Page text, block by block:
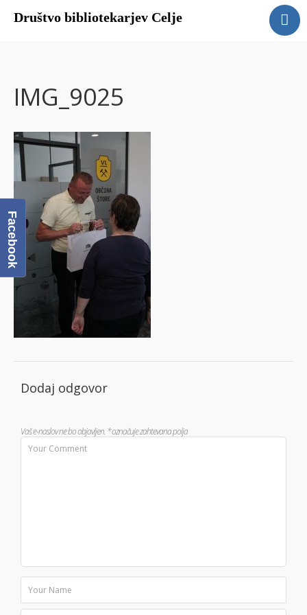
Društvo bibliotekarjev Celje
Člani DBC
Galerija
Povezave
IMG_9025
Dodaj odgovor
Vaš e-naslov ne bo objavljen.*označuje zahtevana polja
Facebook